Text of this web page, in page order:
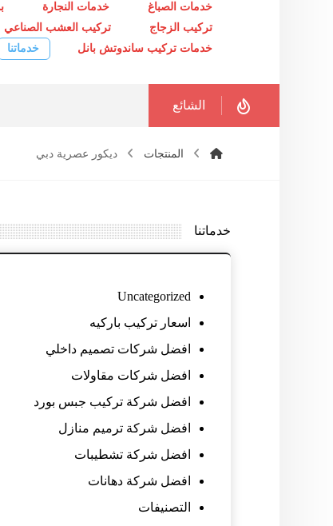
خدمات الصباغ
خدمات النجارة
تركيب الزجاج
تركيب العشب الصناعي
خدمات تركيب ساندوتش بانل
خدماتنا
الشائع
المنتجات ديكور عصرية دبي
خدماتنا
Uncategorized
اسعار تركيب باركيه
افضل شركات تصميم داخلي
افضل شركات مقاولات
افضل شركة تركيب جبس بورد
افضل شركة ترميم منازل
افضل شركة تشطيبات
افضل شركة دهانات
التصنيفات